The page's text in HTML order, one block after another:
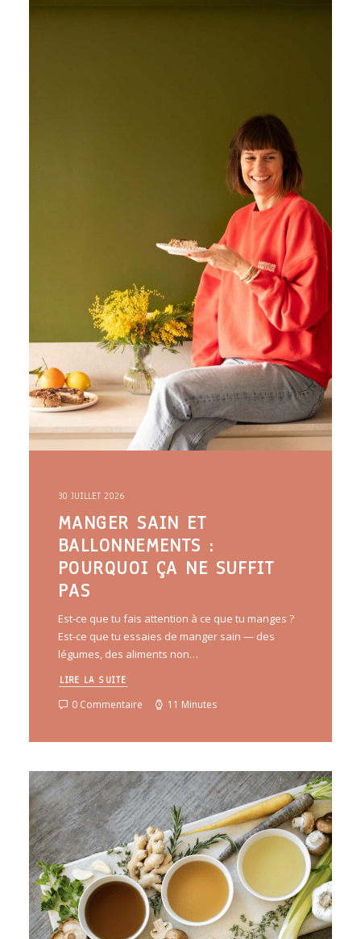
30 JUILLET 2026
MANGER SAIN ET
BALLONNEMENTS :
POURQUOI ÇA NE SUFFIT
PAS
Est-ce que tu fais attention à ce que tu manges ?
Est-ce que tu essaies de manger sain — des
légumes, des aliments non…
LIRE LA SUITE
0 Commentaire 11 Minutes